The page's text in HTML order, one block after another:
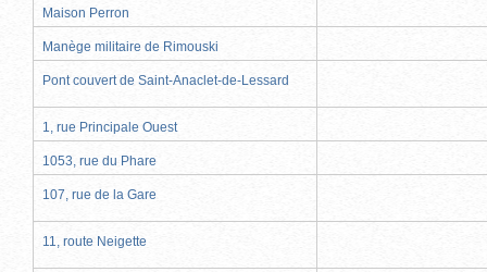
Maison Perron
Manège militaire de Rimouski
Pont couvert de Saint-Anaclet-de-Lessard
1, rue Principale Ouest
1053, rue du Phare
107, rue de la Gare
11, route Neigette